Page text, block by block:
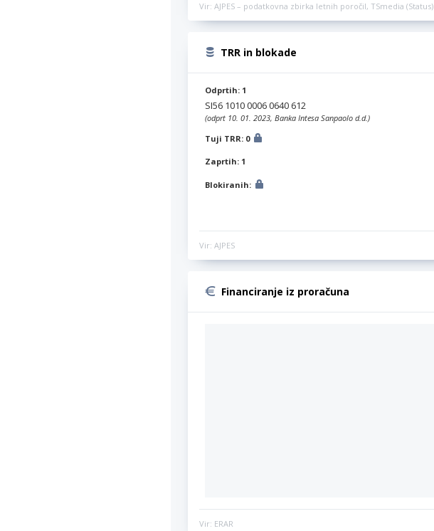
Vir: AJPES – podatkovna zbirka letnih poročil, TSmedia (Status)
TRR in blokade
Odprtih: 1
SI56 1010 0006 0640 612
(odprt 10. 01. 2023, Banka Intesa Sanpaolo d.d.)
Tuji TRR: 0
Zaprtih: 1
Blokiranih:
Vir: AJPES
Financiranje iz proračuna
Vir: ERAR